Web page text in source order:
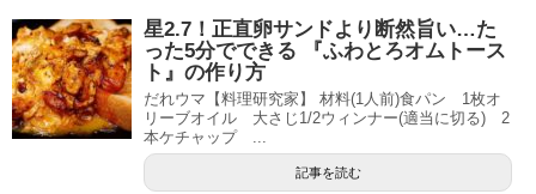
星2.7！正直卵サンドより断然旨い…た
った5分でできる 『ふわとろオムトース
ト』の作り方
だれウマ【料理研究家】 材料(1人前)食パン 1枚オ
リーブオイル 大さじ1/2ウィンナー(適当に切る) 2
本ケチャップ ...
記事を読む